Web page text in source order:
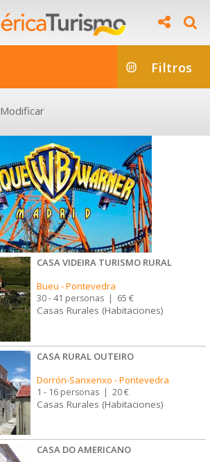
Filtros
Modificar
CASA VIDEIRA TURISMO RURAL
Bueu -Pontevedra
30 - 41 personas | 65 €
Casas Rurales (Habitaciones)
CASA RURAL OUTEIRO
Dorrón-Sanxenxo -Pontevedra
1 - 16 personas | 20 €
Casas Rurales (Habitaciones)
CASA DO AMERICANO